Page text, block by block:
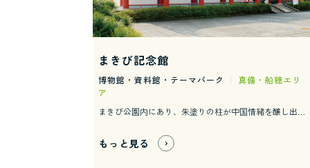
まきび記念館
博物館・資料館・テーマパーク |
真備・船穂エリ
ア
もっと見る